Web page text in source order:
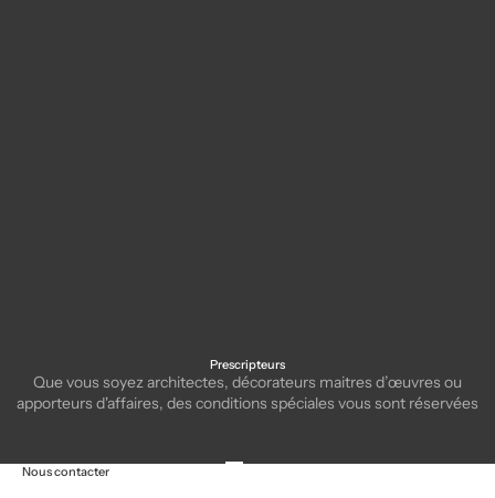
Prescripteurs
Que vous soyez architectes, décorateurs maitres d’œuvres ou
apporteurs d'affaires, des conditions spéciales vous sont réservées
Nous contacter